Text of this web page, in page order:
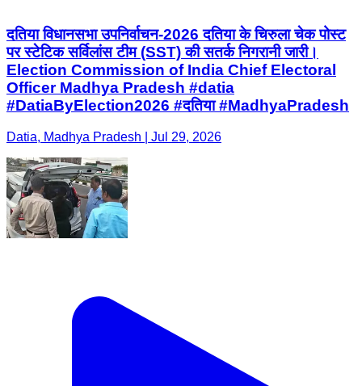
दतिया विधानसभा उपनिर्वाचन-2026 दतिया के चिरुला चेक पोस्ट
पर स्टेटिक सर्विलांस टीम (SST) की सतर्क निगरानी जारी।
Election Commission of India Chief Electoral
Officer Madhya Pradesh #datia
#DatiaByElection2026 #दतिया #MadhyaPradesh
Datia, Madhya Pradesh | Jul 29, 2026